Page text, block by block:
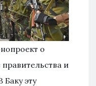
о
и
Баку эту